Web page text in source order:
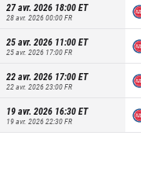
27 avr. 2026 18:00ET
28 avr. 2026 00:00FR
25 avr. 2026 11:00ET
25 avr. 2026 17:00FR
22 avr. 2026 17:00ET
22 avr. 2026 23:00FR
19 avr. 2026 16:30ET
19 avr. 2026 22:30FR